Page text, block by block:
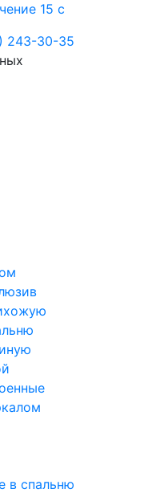
15 с
243-30-35
в спальню